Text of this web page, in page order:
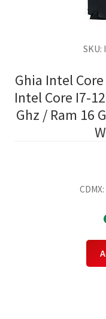
SKU:
Ghia Intel
Intel Core I7-
Ghz / Ram 16
CDMX: